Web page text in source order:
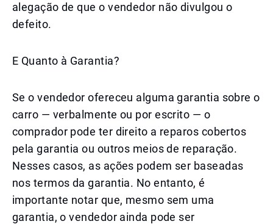
alegação de que o vendedor não divulgou o
defeito.
E Quanto à Garantia?
Se o vendedor ofereceu alguma garantia sobre o
carro — verbalmente ou por escrito — o
comprador pode ter direito a reparos cobertos
pela garantia ou outros meios de reparação.
Nesses casos, as ações podem ser baseadas
nos termos da garantia. No entanto, é
importante notar que, mesmo sem uma
garantia, o vendedor ainda pode ser